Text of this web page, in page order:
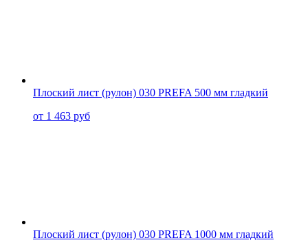
Плоский лист (рулон) 030 PREFA 500 мм гладкий
от 1 463 руб
Плоский лист (рулон) 030 PREFA 1000 мм гладкий